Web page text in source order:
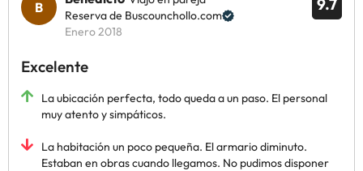
9.7
Reserva de Buscounchollo.com
Enero 2018
Excelente
La ubicación perfecta, todo queda a un paso. El personal
muy atento y simpáticos.
La habitación un poco pequeña. El armario diminuto.
Estaban en obras cuando llegamos. No pudimos disponer